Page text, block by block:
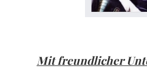
Mit freundlicher